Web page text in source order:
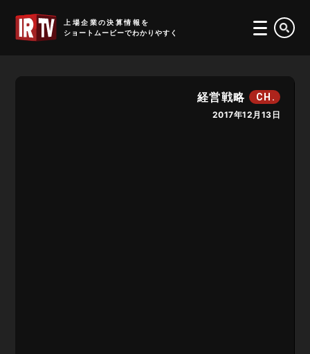
上場企業の決算情報を
ショートムービーでわかりやすく
経営戦略 CH.
2017年12月13日